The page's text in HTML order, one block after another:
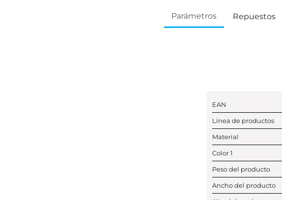
Parámetros Repuestos
EAN
Línea de productos
Material
Color 1
Peso del producto
Ancho del producto